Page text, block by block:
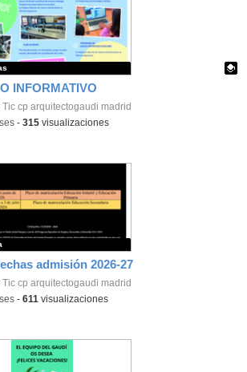
INFORMATIVO
Tic cp arquitectogaudi madrid
-315 visualizaciones
admisión 2026-27
Tic cp arquitectogaudi madrid
-611 visualizaciones